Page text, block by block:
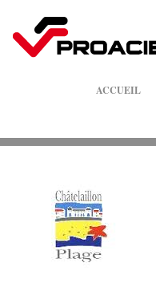
ACCUEIL